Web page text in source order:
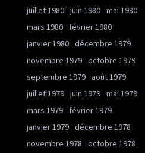
juillet 1980 juin 1980 mai 1980
mars 1980
février 1980
janvier 1980 décembre 1979
novembre 1979 octobre 1979
septembre 1979 août 1979
juillet 1979 juin 1979 mai 1979
mars 1979
février 1979
janvier 1979 décembre 1978
novembre 1978
octobre 1978